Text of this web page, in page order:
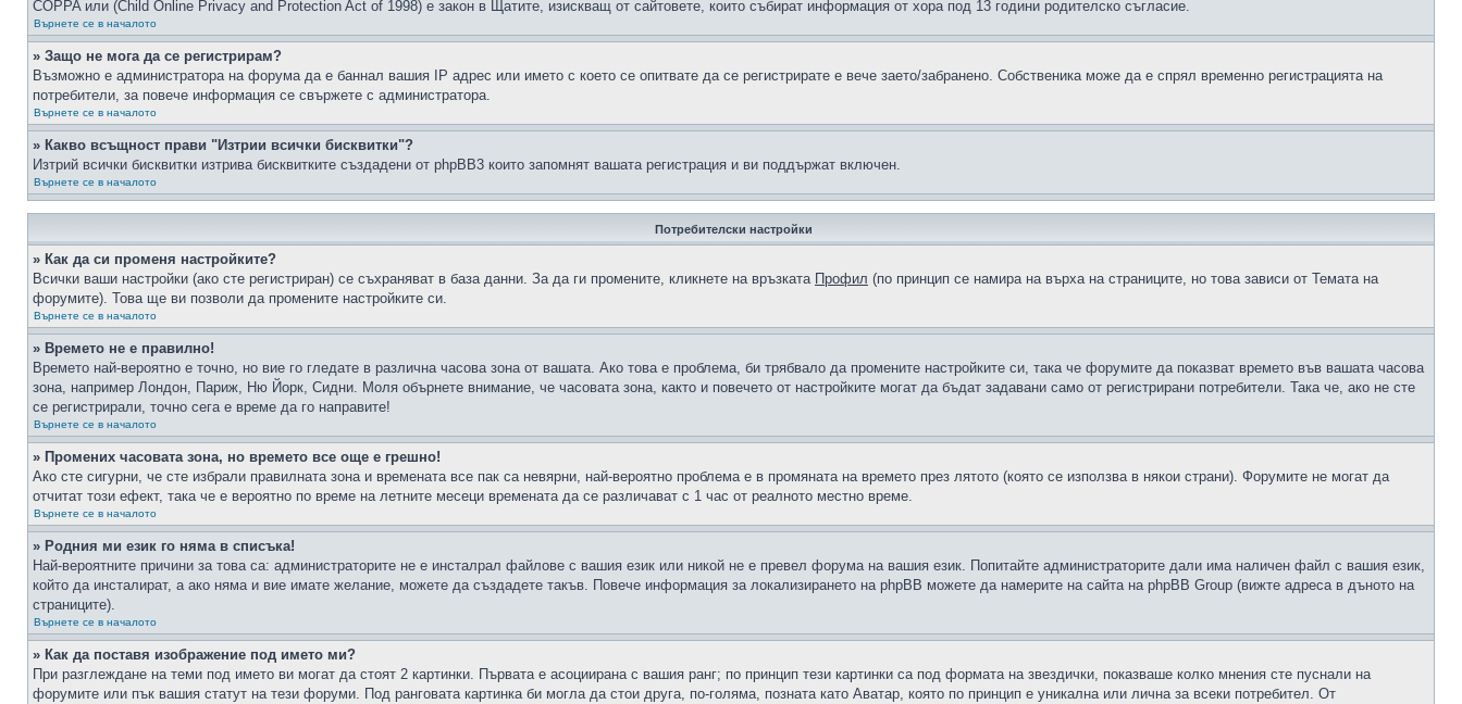
COPPA или (Child Online Privacy and Protection Act of 1998) е закон в Щатите, изискващ от сайтовете, които събират информация от хора под 13 години родителско съгласие.
Върнете се в началото
» Защо не мога да се регистрирам?
Възможно е администратора на форума да е баннал вашия IP адрес или името с което се опитвате да се регистрирате е вече заето/забранено. Собственика може да е спрял временно регистрацията на
потребители, за повече информация се свържете с администратора.
Върнете се в началото
» Какво всъщност прави "Изтрии всички бисквитки"?
Изтрий всички бисквитки изтрива бисквитките създадени от phpBB3 които запомнят вашата регистрация и ви поддържат включен.
Върнете се в началото
Потребителски настройки
» Как да си променя настройките?
Всички ваши настройки (ако сте регистриран) се съхраняват в база данни. За да ги промените, кликнете на връзката Профил (по принцип се намира на върха на страниците, но това зависи от Темата на
форумите). Това ще ви позволи да промените настройките си.
Върнете се в началото
» Времето не е правилно!
Времето най-вероятно е точно, но вие го гледате в различна часова зона от вашата. Ако това е проблема, би трябвало да промените настройките си, така че форумите да показват времето във вашата часова
зона, например Лондон, Париж, Ню Йорк, Сидни. Моля обърнете внимание, че часовата зона, както и повечето от настройките могат да бъдат задавани само от регистрирани потребители. Така че, ако не сте
се регистрирали, точно сега е време да го направите!
Върнете се в началото
» Промених часовата зона, но времето все още е грешно!
Ако сте сигурни, че сте избрали правилната зона и времената все пак са невярни, най-вероятно проблема е в промяната на времето през лятото (която се използва в някои страни). Форумите не могат да
отчитат този ефект, така че е вероятно по време на летните месеци времената да се различават с 1 час от реалното местно време.
Върнете се в началото
» Родния ми език го няма в списъка!
Най-вероятните причини за това са: администраторите не е инсталрал файлове с вашия език или никой не е превел форума на вашия език. Попитайте администраторите дали има наличен файл с вашия език,
който да инсталират, а ако няма и вие имате желание, можете да създадете такъв. Повече информация за локализирането на phpBB можете да намерите на сайта на phpBB Group (вижте адреса в дъното на
страниците).
Върнете се в началото
» Как да поставя изображение под името ми?
При разглеждане на теми под името ви могат да стоят 2 картинки. Първата е асоциирана с вашия ранг; по принцип тези картинки са под формата на звездички, показваше колко мнения сте пуснали на
форумите или пък вашия статут на тези форуми. Под ранговата картинка би могла да стои друга, по-голяма, позната като Аватар, която по принцип е уникална или лична за всеки потребител. От